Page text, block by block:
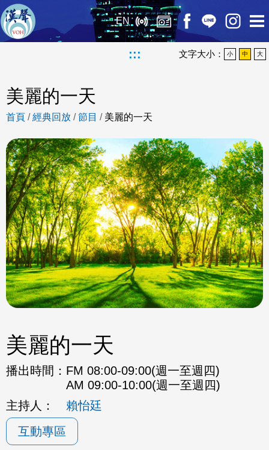
EN
::: 文字大小： 小 中 大
美麗的一天
首頁 /經典回放 /節目 / 美麗的一天
美麗的一天
播出時間： FM 08:00-09:00(週一至週四)
AM 09:00-10:00(週一至週四)
主持人：
賴怡廷
互動專區